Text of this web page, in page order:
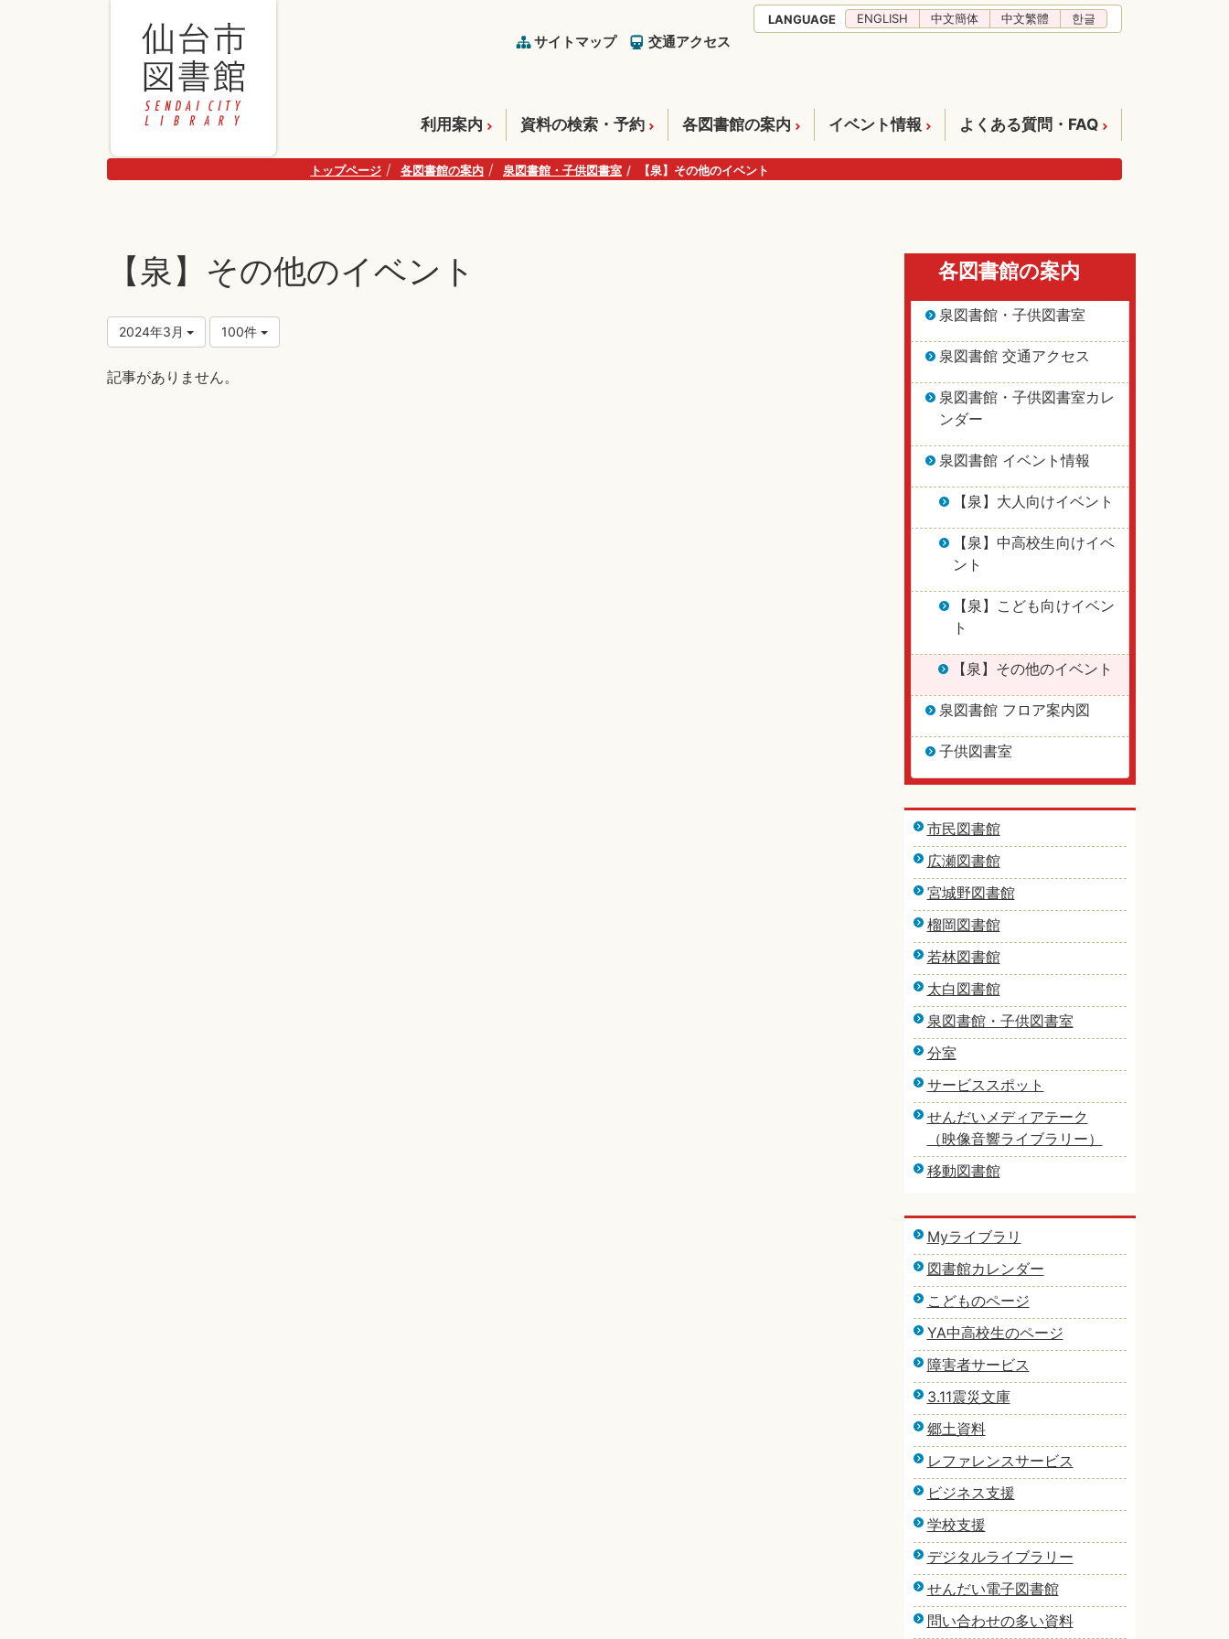
サイトマップ 交通アクセス
LANGUAGE ENGLISH 中文簡体 中文繁體 한글
利用案内 資料の検索・予約 各図書館の案内 イベント情報 よくある質問・FAQ
トップページ 各図書館の案内 泉図書館・子供図書室 【泉】その他のイベント
【泉】その他のイベント
2024年3月 100件
記事がありません。
各図書館の案内
泉図書館・子供図書室
泉図書館 交通アクセス
泉図書館・子供図書室カレ
ンダー
泉図書館 イベント情報
【泉】大人向けイベント
【泉】中高校生向けイベ
ント
【泉】こども向けイベン
ト
【泉】その他のイベント
泉図書館 フロア案内図
子供図書室
市民図書館
広瀬図書館
宮城野図書館
榴岡図書館
若林図書館
太白図書館
泉図書館・子供図書室
分室
サービススポット
せんだいメディアテーク
（映像音響ライブラリー）
移動図書館
Myライブラリ
図書館カレンダー
こどものページ
YA中高校生のページ
障害者サービス
3.11震災文庫
郷土資料
レファレンスサービス
ビジネス支援
学校支援
デジタルライブラリー
せんだい電子図書館
問い合わせの多い資料